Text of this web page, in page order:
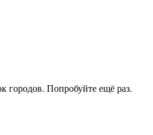
городов. Попробуйте ещё раз.